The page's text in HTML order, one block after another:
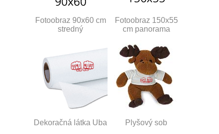
Fotoobraz 90x60 cm
stredný
Fotoobraz 150x55
cm panorama
Dekoračná látka Uba Plyšový sob